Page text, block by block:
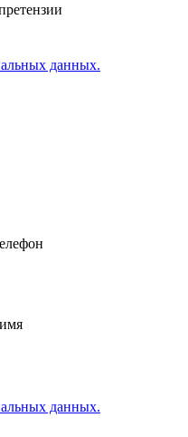
данных.
данных.